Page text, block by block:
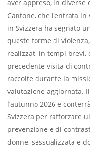
aver appreso, in diverse
Cantone, che l’entrata
in Svizzera ha segnato
queste forme di
realizzati in tempi brevi,
precedente visita di
raccolte durante la
valutazione aggiornata.
l’autunno 2026 e
Svizzera per rafforzare
prevenzione e di
donne, sessualizzata e